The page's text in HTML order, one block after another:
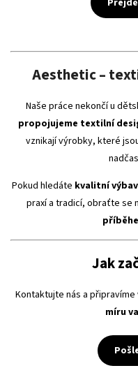
Aesthetic –
Naše práce nekončí u
propojujeme textilní
vznikají výrobky, které
Pokud hledáte kvalitní
praxí a tradicí, obraťte se
Jak
Kontaktujte nás a připravíme
míru